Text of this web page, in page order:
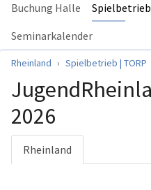
Buchung Halle
Seminarkalender
Sie sind hier:
Rheinland Spielbetrieb | TORP
2026
Rheinland